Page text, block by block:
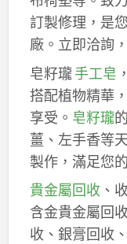
訂製修理，是
廠。立即洽詢
皂籽瓏手工皂
搭配植物精華
享受。 皂籽瓏
薑、左手香等
製作，滿足您
貴金屬回收、
含金貴金屬回
收、銀膏回收